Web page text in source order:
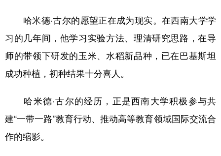
哈米德·古尔的愿望正在成为现实。在西南大学学
习的几年间，他学习实验方法、理清研究思路，在导
师的带领下研发的玉米、水稻新品种，已在巴基斯坦
成功种植，初种结果十分喜人。
哈米德·古尔的经历，正是西南大学积极参与共
建“一带一路”教育行动、推动高等教育领域国际交流合
作的缩影。